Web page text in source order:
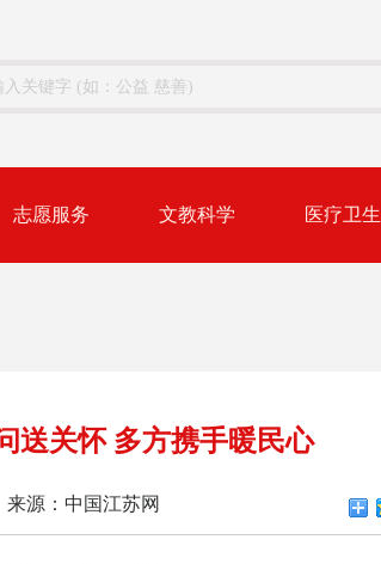
志愿服务 文教科学 医疗卫生
送关怀 多方携手暖民心
来源：中国江苏网